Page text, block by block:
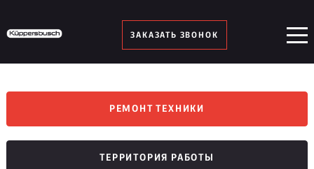
ЗАКАЗАТЬ ЗВОНОК
РЕМОНТ ТЕХНИКИ
ТЕРРИТОРИЯ РАБОТЫ